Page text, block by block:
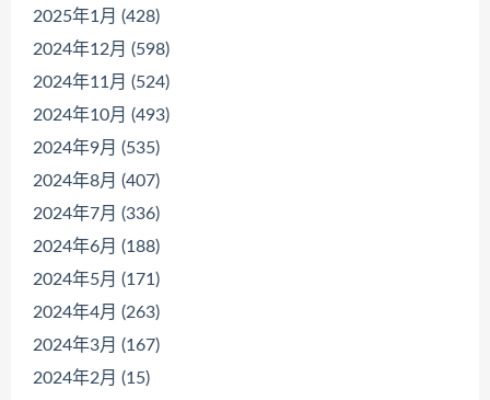
2025年1月 (428)
2024年12月 (598)
2024年11月 (524)
2024年10月 (493)
2024年9月 (535)
2024年8月 (407)
2024年7月 (336)
2024年6月 (188)
2024年5月 (171)
2024年4月 (263)
2024年3月 (167)
2024年2月 (15)